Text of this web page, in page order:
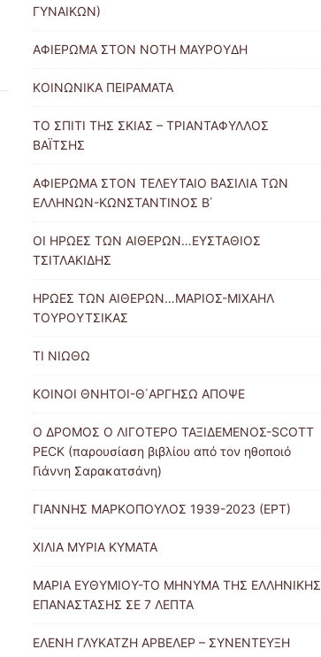
ΓΥΝΑΙΚΩΝ)
ΑΦΙΕΡΩΜΑ ΣΤΟΝ ΝΟΤΗ ΜΑΥΡΟΥΔΗ
ΚΟΙΝΩΝΙΚΑ ΠΕΙΡΑΜΑΤΑ
ΤΟ ΣΠΙΤΙ ΤΗΣ ΣΚΙΑΣ – ΤΡΙΑΝΤΑΦΥΛΛΟΣ
ΒΑΪΤΣΗΣ
ΑΦΙΕΡΩΜΑ ΣΤΟΝ ΤΕΛΕΥΤΑΙΟ ΒΑΣΙΛΙΑ ΤΩΝ
ΕΛΛΗΝΩΝ-ΚΩΝΣΤΑΝΤΙΝΟΣ Β΄
ΟΙ ΗΡΩΕΣ ΤΩΝ ΑΙΘΕΡΩΝ…ΕΥΣΤΑΘΙΟΣ
ΤΣΙΤΛΑΚΙΔΗΣ
ΗΡΩΕΣ ΤΩΝ ΑΙΘΕΡΩΝ…ΜΑΡΙΟΣ-ΜΙΧΑΗΛ
ΤΟΥΡΟΥΤΣΙΚΑΣ
ΤΙ ΝΙΩΘΩ
ΚΟΙΝΟΙ ΘΝΗΤΟΙ-Θ΄ΑΡΓΗΣΩ ΑΠΟΨΕ
Ο ΔΡΟΜΟΣ Ο ΛΙΓΟΤΕΡΟ ΤΑΞΙΔΕΜΕΝΟΣ-SCOTT
PECK (παρουσίαση βιβλίου από τον ηθοποιό
Γιάννη Σαρακατσάνη)
ΓΙΑΝΝΗΣ ΜΑΡΚΟΠΟΥΛΟΣ 1939-2023 (ΕΡΤ)
ΧΙΛΙΑ ΜΥΡΙΑ ΚΥΜΑΤΑ
ΜΑΡΙΑ ΕΥΘΥΜΙΟΥ-ΤΟ ΜΗΝΥΜΑ ΤΗΣ ΕΛΛΗΝΙΚΗΣ
ΕΠΑΝΑΣΤΑΣΗΣ ΣΕ 7 ΛΕΠΤΑ
ΕΛΕΝΗ ΓΛΥΚΑΤΖΗ ΑΡΒΕΛΕΡ – ΣΥΝΕΝΤΕΥΞΗ